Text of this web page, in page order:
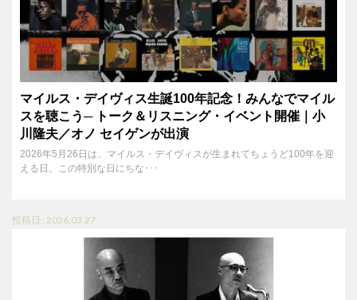
マイルス・デイヴィス生誕100年記念！みんなでマイル
スを聴こう─ トーク＆リスニング・イベント開催｜小
川隆夫／オノ セイゲンが出演
2026年5月26日は、マイルス・デイヴィスが生まれてちょうど100年を迎
える日。この特別な日にちな･･･
投稿日 : 2026.03.27